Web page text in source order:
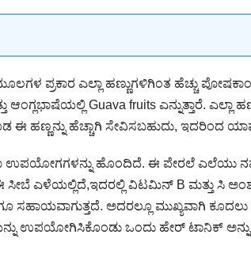
ಪ್ರಕಾರ ಎಲ್ಲಾ ಹಣ್ಣುಗಳಿಗಿಂತ ಹೆಚ್ಚು
ಆಂಗ್ಲಭಾಷೆಯಲ್ಲಿ Guava fruits ಎನ್ನುತ್ತಾರೆ. ಎಲ್ಲಾ
ಈ ಹಣ್ಣನ್ನು ಹೆಚ್ಚಾಗಿ ಸೇವಿಸಬಹುದು, ಇದರಿಂದ
ಹೊಂದಿದೆ. ಈ ಪೇರಲೆ ಎಲೆಯು
ಎಳೆಯಲ್ಲಿದೆ,ಇದರಲ್ಲಿ ವಿಟಮಿನ್ B ಮತ್ತು ಸಿ
ಸಹಾಯವಾಗುತ್ತದೆ. ಅದರಲ್ಲೂ ಮುಖ್ಯವಾಗಿ
ಉಪಯೋಗಿಸಿಕೊಂಡು ಒಂದು ಹೇರ್ ಟಾನಿಕ್ ಅನ್ನು